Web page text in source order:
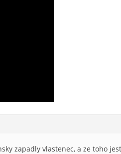
zapadly vlastenec, a ze toho